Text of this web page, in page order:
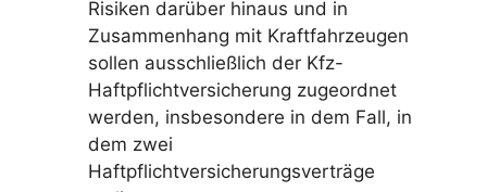
Risiken darüber hinaus und in
Zusammenhang mit Kraftfahrzeugen
sollen ausschließlich der Kfz-
Haftpflichtversicherung zugeordnet
werden, insbesondere in dem Fall, in
dem zwei
Haftpflichtversicherungsverträge